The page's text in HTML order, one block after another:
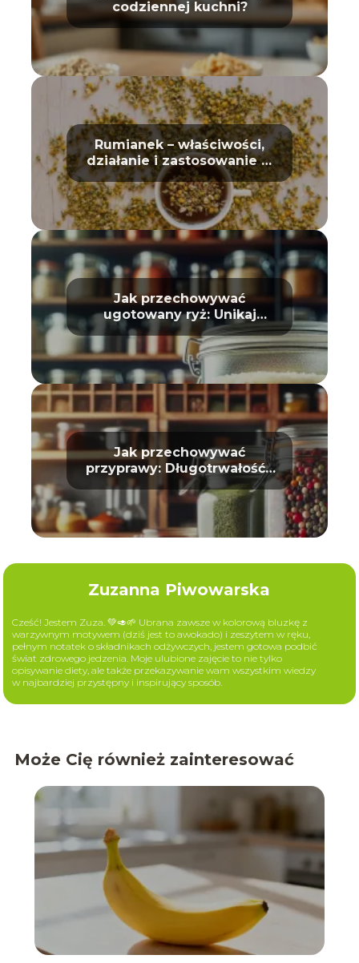
codziennej kuchni?
Rumianek – właściwości,
działanie i zastosowanie w
domu oraz kosmetyce
Jak przechowywać
ugotowany ryż: Unikaj
zepsucia
Jak przechowywać
przyprawy: Długotrwałość i
aromat
Zuzanna Piwowarska
Cześć! Jestem Zuza. 💚🥑🌱 Ubrana zawsze w kolorową bluzkę z
warzywnym motywem (dziś jest to awokado) i zeszytem w ręku,
pełnym notatek o składnikach odżywczych, jestem gotowa podbić
świat zdrowego jedzenia. Moje ulubione zajęcie to nie tylko
opisywanie diety, ale także przekazywanie wam wszystkim wiedzy
w najbardziej przystępny i inspirujący sposób.
Może Cię również zainteresować